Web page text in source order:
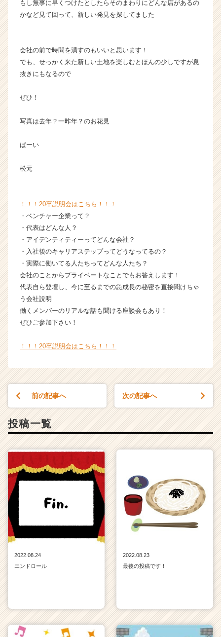
もし無事に早くつけたとしたらそのまわりにどんな店があるの
かなど見て回って、新しい発見を探してました
会社の前で時間を潰すのもいいと思います！
でも、せっかく来た新しい土地を楽しむとほんの少しですが息
抜きにもなるので
ぜひ！
写真は去年？一昨年？のお花見
ばーい
松元
！！！20卒説明会はこちら！！！
・ベンチャー企業って？
・代表はどんな人？
・アイデンティティーってどんな会社？
・入社後のキャリアステップってどうなってるの？
・実際に働いてる人たちってどんな人たち？
会社のことからプライベートなことでもお答えします！
代表自ら登壇し、今に至るまでの急成長の秘密を直接聞けちゃ
う会社説明
働くメンバーのリアルな話も聞ける座談会もあり！
ぜひご参加下さい！
！！！20卒説明会はこちら！！！
前の記事へ 次の記事へ
投稿一覧
2022.08.24
エンドロール
2022.08.23
最後の投稿です！